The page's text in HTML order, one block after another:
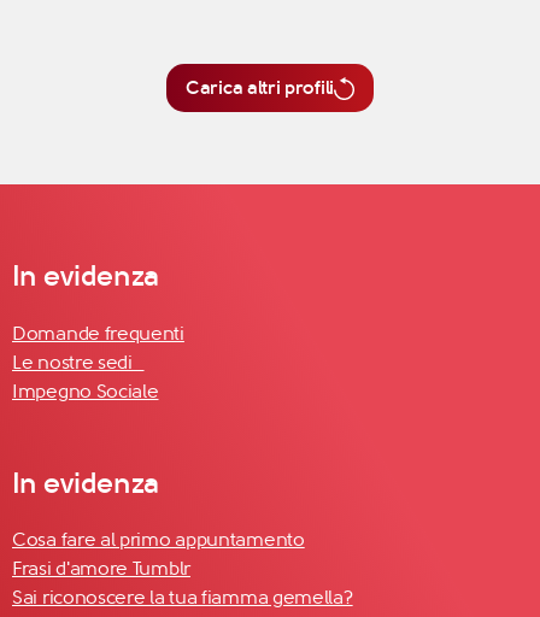
Carica altri profili
In evidenza
Domande frequenti
Le nostre sedi
Impegno Sociale
In evidenza
Cosa fare al primo appuntamento
Frasi d'amore Tumblr
Sai riconoscere la tua fiamma gemella?